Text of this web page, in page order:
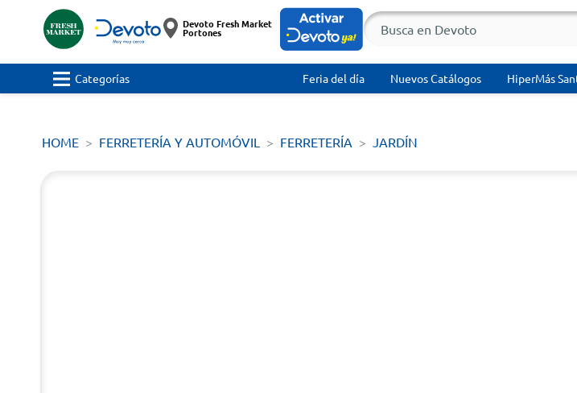
Devoto Fresh Market
Portones
Categorías Feria del día Nuevos Catálogos HiperMás
HOME FERRETERÍA Y AUTOMÓVIL FERRETERÍA JARDÍN